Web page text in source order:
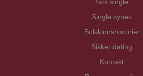
Søk single
Single synes
Solskinnshistorier
Sikker dating
Kontakt